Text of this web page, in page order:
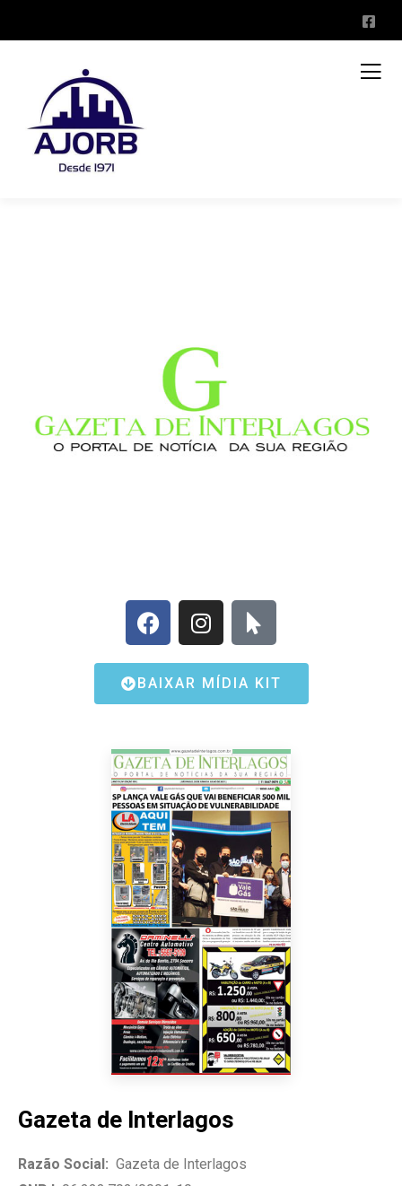
BAIXAR MÍDIA KIT
Gazeta de Interlagos
Razão Social: Gazeta de Interlagos